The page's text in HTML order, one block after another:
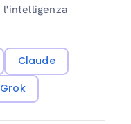
l'intelligenza
Claude
Grok